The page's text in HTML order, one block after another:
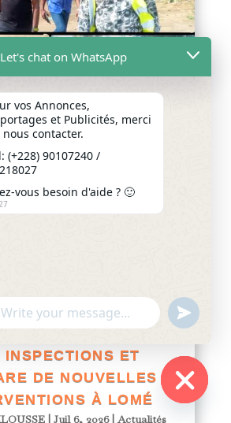
: LE
INTENSIFIE
INSPECTIONS ET
DE NOUVELLES
À LOMÉ
| Juil 6, 2026|Actualités
Let's chat on WhatsApp
vos Annonces,
et Publicités, merci
nous contacter.
(+228) 90107240 /
vous besoin d'aide ? 🙂
undefined